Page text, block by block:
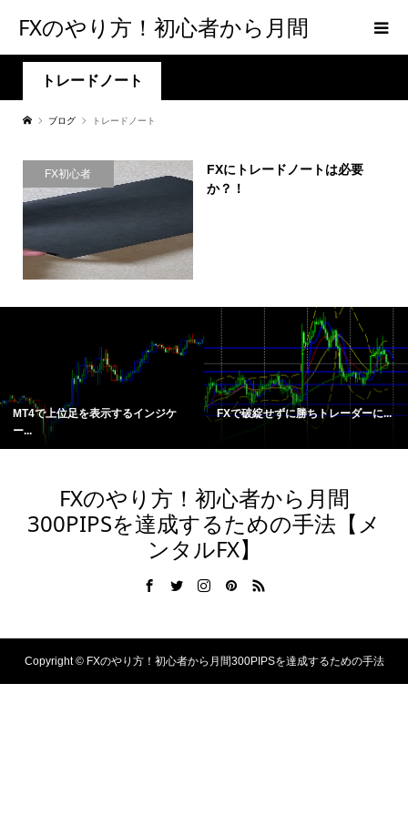
FXのやり方！初心者から月間
300PIPSを達成するための手法
トレードノート
ブログ トレードノート
FX初心者
FXにトレードノートは必要
か？！
MT4で上位足を表示するインジケ
ー...
FXで破綻せずに勝ちトレーダーに...
FXのやり方！初心者から月間
300PIPSを達成するための手法【メ
ンタルFX】
Copyright ©FXのやり方！初心者から月間300PIPSを達成するための手法